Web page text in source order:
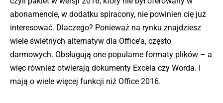
abonamencie, w dodatku spiracony, nie powinien cię już
interesować. Dlaczego? Ponieważ na rynku znajdziesz
wiele świetnych alternatyw dla Office’a, często
darmowych. Obsługują one popularne formaty plików – a
więc również otwierają dokumenty Excela czy Worda. I
mają o wiele więcej funkcji niż Office 2016.